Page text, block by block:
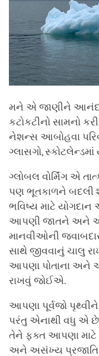
મને એ જાણીને
કટોકટીનો સામનો
નેશન્સ આબોહવા
ગ્લાસગો,
ગ્લોબલ વોર્મિંગ એ
પણ ભૂતકાળને બદલી
ભવિષ્ય માટે યોગદાન
આપણી જાતને અને
માનવીઓની
સાથે જીવવાનું ચાલુ
આપણા પોતાના અને
રાખવું જોઈએ.
આપણા પૂર્વજો
પરંતુ એનાથી વધુ એ
તેને ફક્ત આપણા માટે
અને અસંખ્ય